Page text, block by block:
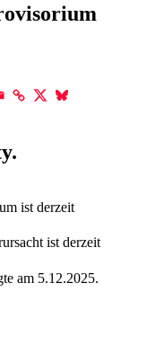
ist derzeit
ist derzeit
am 5.12.2025.